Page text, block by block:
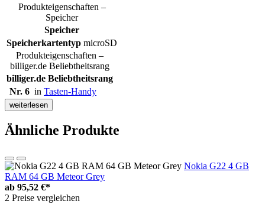
Produkteigenschaften –
Speicher
Speicher
Speicherkartentyp microSD
Produkteigenschaften –
billiger.de Beliebtheitsrang
billiger.de Beliebtheitsrang
Nr. 6 in Tasten-Handy
weiterlesen
Ähnliche Produkte
Nokia G22 4 GB
RAM 64 GB Meteor Grey
ab 95,52 €*
2 Preise vergleichen